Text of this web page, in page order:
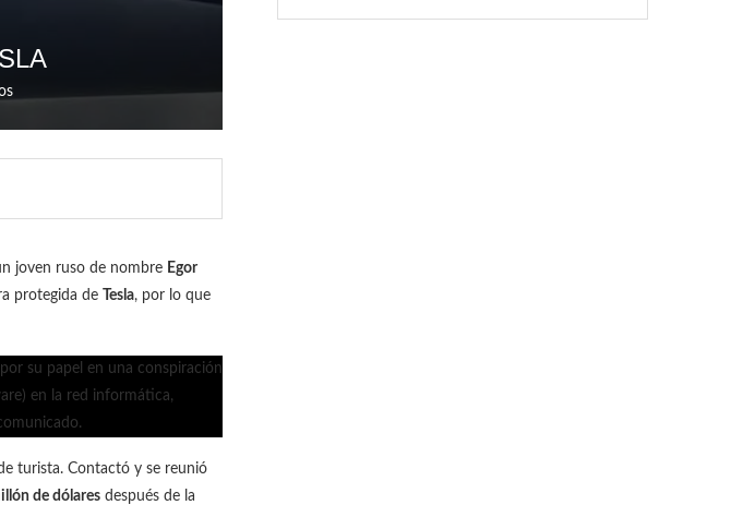
joven ruso de nombre Egor
protegida de Tesla, por lo que
por su papel en una conspiración
en la red informática,
turista. Contactó y se reunió
de dólares después de la